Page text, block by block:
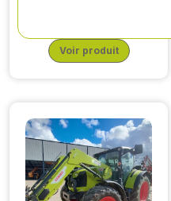
Voir produit